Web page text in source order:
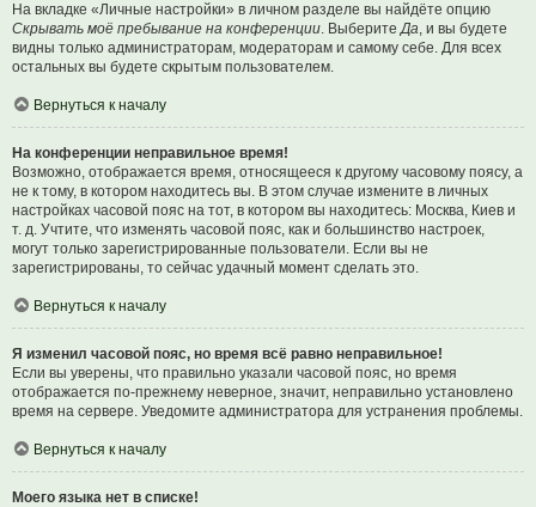
На вкладке «Личные настройки» в личном разделе вы найдёте опцию
Скрывать моё пребывание на конференции. ВыберитеДа, и вы будете
видны только администраторам, модераторам и самому себе. Для всех
остальных вы будете скрытым пользователем.
Вернуться к началу
На конференции неправильное время!
Возможно, отображается время, относящееся к другому часовому поясу, а
не к тому, в котором находитесь вы. В этом случае измените в личных
настройках часовой пояс на тот, в котором вы находитесь: Москва, Киев и
т. д. Учтите, что изменять часовой пояс, как и большинство настроек,
могут только зарегистрированные пользователи. Если вы не
зарегистрированы, то сейчас удачный момент сделать это.
Вернуться к началу
Я изменил часовой пояс, но время всё равно неправильное!
Если вы уверены, что правильно указали часовой пояс, но время
отображается по-прежнему неверное, значит, неправильно установлено
время на сервере. Уведомите администратора для устранения проблемы.
Вернуться к началу
Моего языка нет в списке!